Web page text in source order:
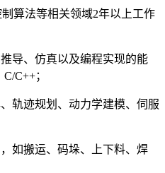
算法等相关领域2年以上工作
导、仿真以及编程实现的能
C++；
轨迹规划、动力学建模、伺服
如搬运、码垛、上下料、焊